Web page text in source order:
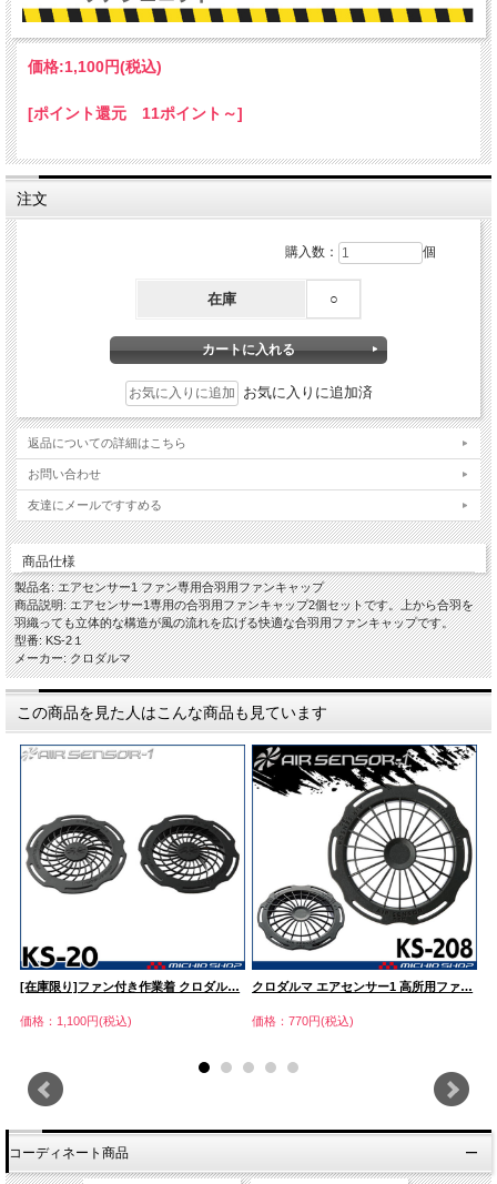
価格:1,100円(税込)
[ポイント還元 11ポイント～]
注文
購入数： 個
在庫 ○
お気に入りに追加済
返品についての詳細はこちら
お問い合わせ
友達にメールですすめる
商品仕様
製品名: エアセンサー1 ファン専用合羽用ファンキャップ
商品説明: エアセンサー1専用の合羽用ファンキャップ2個セットです。上から合羽を
羽織っても立体的な構造が風の流れを広げる快適な合羽用ファンキャップです。
型番: KS-2１
メーカー: クロダルマ
この商品を見た人はこんな商品も見ています
[在庫限り]ファン付き作業着 クロダル…
価格：1,100円(税込)
クロダルマ エアセンサー1 高所用ファ…
価格：770円(税込)
コーディネート商品